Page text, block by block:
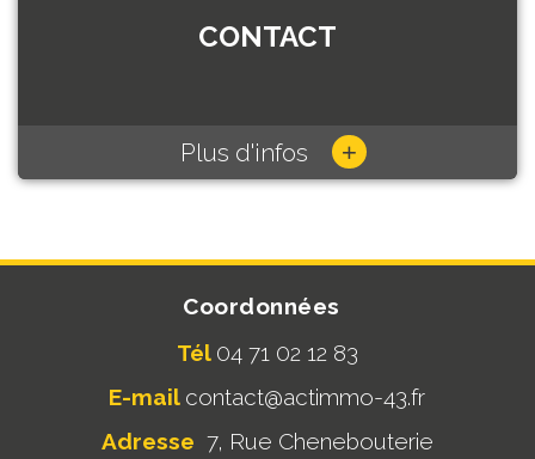
CONTACT
Plus d'infos +
Coordonnées
Tél 04 71 02 12 83
E-mail contact@actimmo-43.fr
Adresse 7, Rue Chenebouterie